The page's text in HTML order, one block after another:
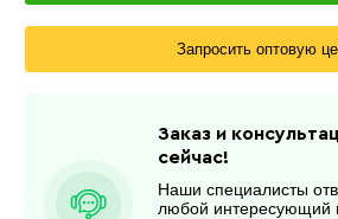
Запросить оптовую
Заказ и
сейчас!
Наши специалисты
любой интересующий